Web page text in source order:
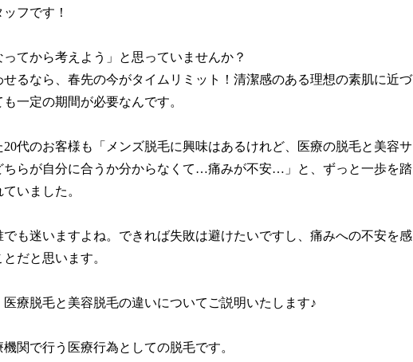
フです！
てから考えよう」と思っていませんか？
るなら、春先の今がタイムリミット！清潔感のある理想の素肌に近づ
一定の期間が必要なんです。
20代のお客様も「メンズ脱毛に興味はあるけれど、医療の脱毛と美容サ
ちらが自分に合うか分からなくて…痛みが不安…」と、ずっと一歩を踏
いました。
も迷いますよね。できれば失敗は避けたいですし、痛みへの不安を感
だと思います。
療脱毛と美容脱毛の違いについてご説明いたします♪
関で行う医療行為としての脱毛です。